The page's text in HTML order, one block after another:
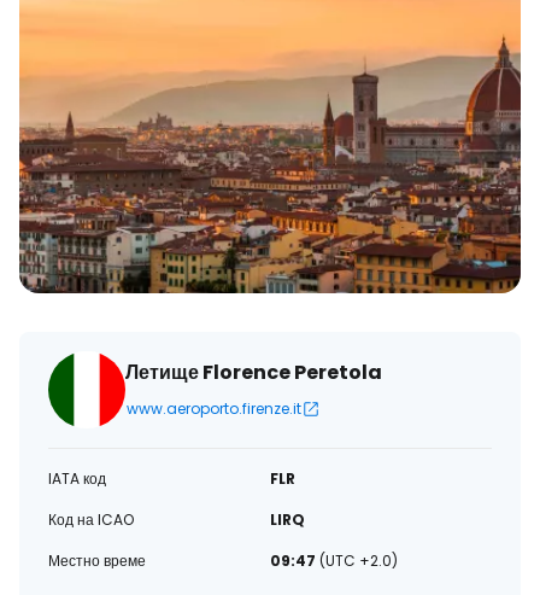
Летище Florence Peretola
www.aeroporto.firenze.it
IATA код
FLR
Код на ICAO
LIRQ
Местно време
09:47 (UTC +2.0)